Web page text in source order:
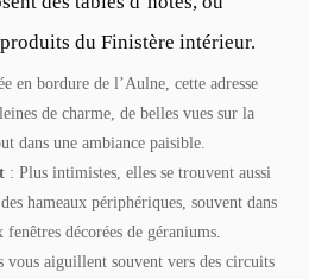
du Finistère intérieur.
en bordure de l’Aulne, cette adresse
de charme, de belles vues sur la
dans une ambiance paisible.
: Plus intimistes, elles se trouvent aussi
hameaux périphériques, souvent dans
décorées de géraniums.
vous aiguillent souvent vers des circuits